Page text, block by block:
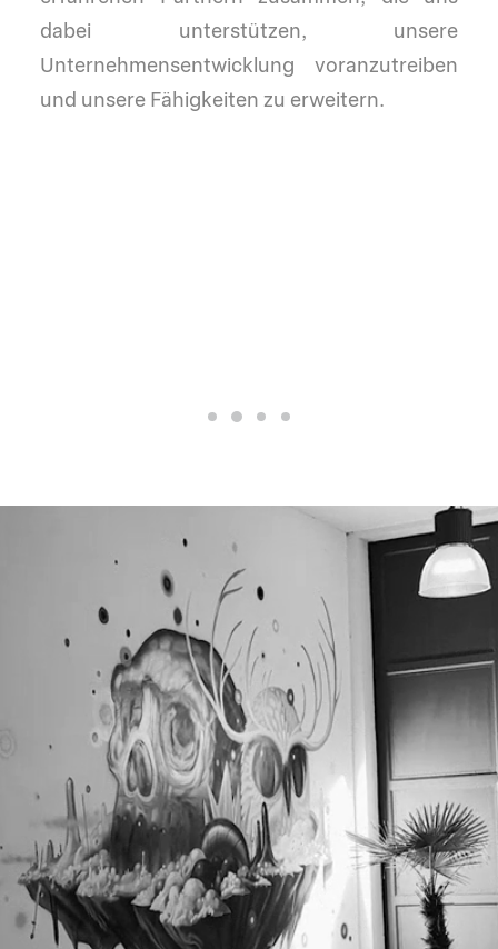
dabei unterstützen, unsere
Unternehmensentwicklung voranzutreiben
und unsere Fähigkeiten zu erweitern.